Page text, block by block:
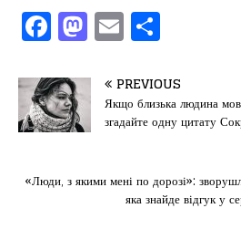
F
a
c
e
b
o
o
M
a
st
o
d
o
n
E
m
ai
l
іл
и
т
ис
я
PREVIOUS
Якщо близька людина
згадайте одну цитату
«Люди, з якими мені по дорозі»:
яка знайде відгук у